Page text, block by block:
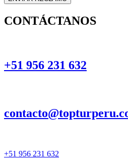
CONTÁCTANOS
+51 956 231 632
+51 956 231 632